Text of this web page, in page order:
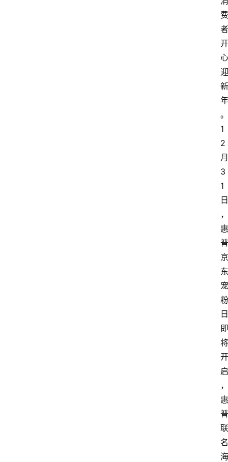
费
者
开
心
迎
新
年
。
1
2
月
3
1
日
，
惠
普
京
东
宠
粉
日
即
将
开
启
，
惠
普
联
名
海